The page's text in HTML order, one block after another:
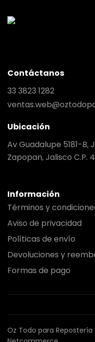
Contáctanos
33 3823 1282
Ubicación
Av Guadalupe 5181-B,
Zapopan, Jalisco C.P.
Información
Términos y
Aviso de privacidad
Políticas de envío
Devoluciones y
Formas de pago
Oz Todo para Repostería